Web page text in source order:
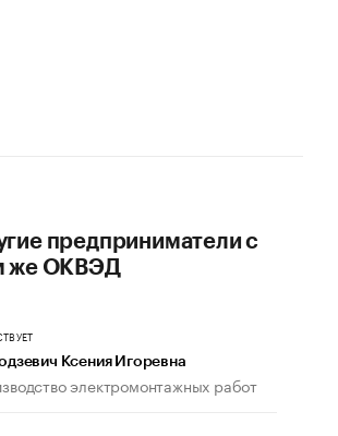
предприниматели с
же ОКВЭД
Ксения Игоревна
электромонтажных работ